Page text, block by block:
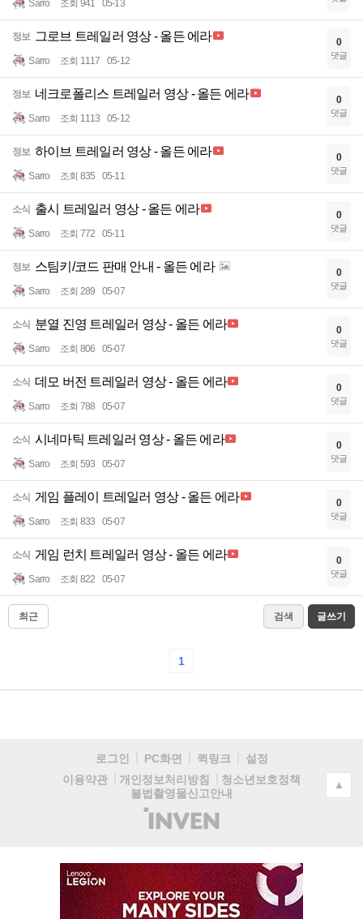
Sarro 조회 941 05-13
정보 그로브 트레일러 영상 - 올든 에라
Sarro 조회 1117 05-12
0
댓글
정보 네크로폴리스 트레일러 영상 - 올든 에라
Sarro 조회 1113 05-12
0
댓글
정보 하이브 트레일러 영상 - 올든 에라
Sarro 조회 835 05-11
0
댓글
소식 출시 트레일러 영상 - 올든 에라
Sarro 조회 772 05-11
0
댓글
정보 스팀키/코드 판매 안내 - 올든 에라
Sarro 조회 289 05-07
0
댓글
소식 분열 진영 트레일러 영상 - 올든 에라
Sarro 조회 806 05-07
0
댓글
소식 데모 버전 트레일러 영상 - 올든 에라
Sarro 조회 788 05-07
0
댓글
소식 시네마틱 트레일러 영상 - 올든 에라
Sarro 조회 593 05-07
0
댓글
소식 게임 플레이 트레일러 영상 - 올든 에라
Sarro 조회 833 05-07
0
댓글
소식 게임 런치 트레일러 영상 - 올든 에라
Sarro 조회 822 05-07
0
댓글
최근 검색 글쓰기
1
로그인 PC화면 퀵링크
설정
이용약관
개인정보처리방침
청소년보호정책
불법촬영물신고안내
(주)
인
▲